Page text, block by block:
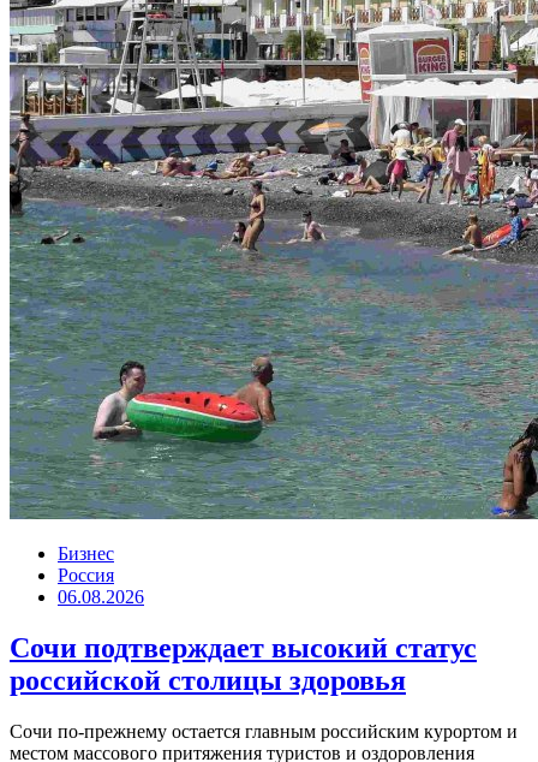
Бизнес
Россия
06.08.2026
Сочи подтверждает высокий статус
российской столицы здоровья
Сочи по-прежнему остается главным российским курортом и
местом массового притяжения туристов и оздоровления